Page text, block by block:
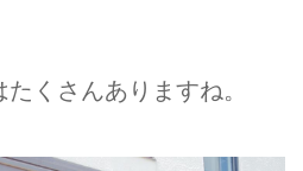
くさんありますね。